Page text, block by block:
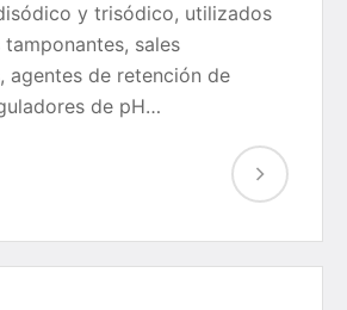
y trisódico, utilizados
sales
agentes de retención de
de pH…